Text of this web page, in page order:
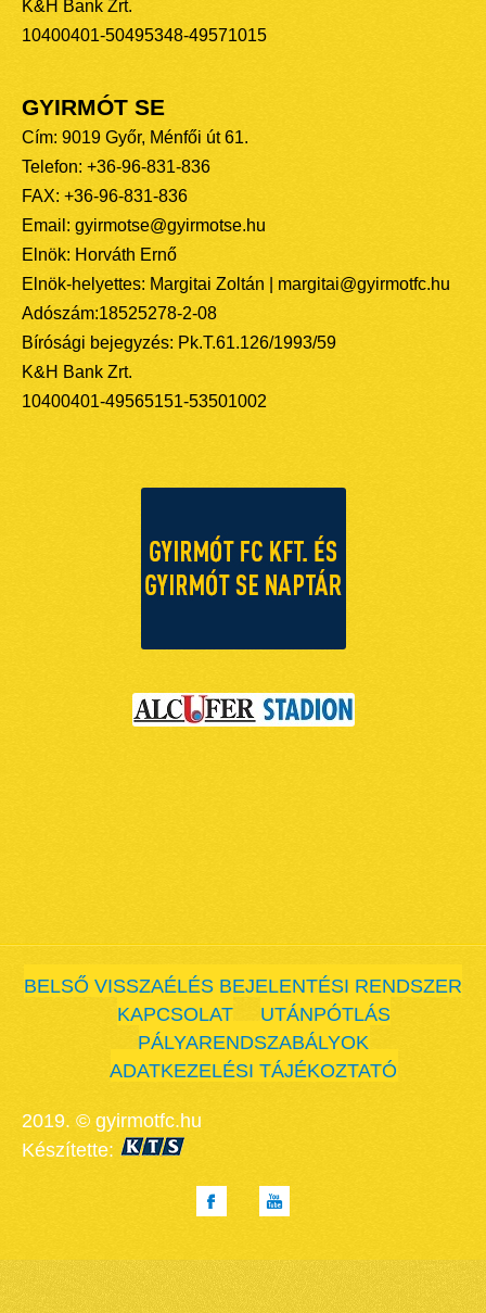
K&H Bank Zrt.
10400401-50495348-49571015
GYIRMÓT SE
Cím: 9019 Győr, Ménfői út 61.
Telefon: +36-96-831-836
FAX: +36-96-831-836
Email: gyirmotse@gyirmotse.hu
Elnök: Horváth Ernő
Elnök-helyettes: Margitai Zoltán | margitai@gyirmotfc.hu
Adószám:18525278-2-08
Bírósági bejegyzés: Pk.T.61.126/1993/59
K&H Bank Zrt.
10400401-49565151-53501002
BELSŐ VISSZAÉLÉS BEJELENTÉSI RENDSZER
KAPCSOLAT
UTÁNPÓTLÁS
PÁLYARENDSZABÁLYOK
ADATKEZELÉSI TÁJÉKOZTATÓ
2019. © gyirmotfc.hu
Készítette: